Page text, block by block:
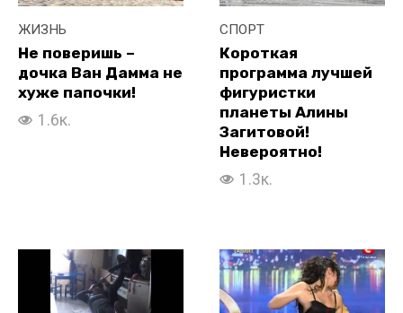
ЖИЗНЬ
Не поверишь –
дочка Ван Дамма не
хуже папочки!
1.6к.
СПОРТ
Короткая
программа лучшей
фигуристки
планеты Алины
Загитовой!
Невероятно!
1.3к.